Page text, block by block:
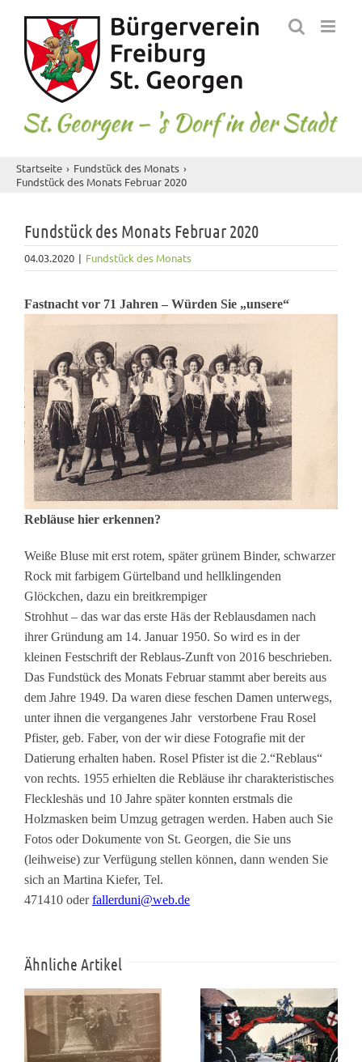
content
Startseite
Fundstück des Monats
Fundstück des Monats Februar 2020
Fundstück des Monats Februar 2020
04.03.2020 | Fundstück des Monats
Fastnacht vor 71 Jahren – Würden Sie „unsere“
Rebläuse hier erkennen?
Weiße Bluse mit erst rotem, später grünem Binder, schwarzer
Rock mit farbigem Gürtelband und hellklingenden
Glöckchen, dazu ein breitkrempiger
Strohhut – das war das erste Häs der Reblausdamen nach
ihrer Gründung am 14. Januar 1950. So wird es in der
kleinen Festschrift der Reblaus-Zunft von 2016 beschrieben.
Das Fundstück des Monats Februar stammt aber bereits aus
dem Jahre 1949. Da waren diese feschen Damen unterwegs,
unter ihnen die vergangenes Jahr verstorbene Frau Rosel
Pfister, geb. Faber, von der wir diese Fotografie mit der
Datierung erhalten haben. Rosel Pfister ist die 2.“Reblaus“
von rechts. 1955 erhielten die Rebläuse ihr charakteristisches
Fleckleshäs und 10 Jahre später konnten erstmals die
Holzmasken beim Umzug getragen werden. Haben auch Sie
Fotos oder Dokumente von St. Georgen, die Sie uns
(leihweise) zur Verfügung stellen können, dann wenden Sie
sich an Martina Kiefer, Tel.
471410 oderfallerduni@web.de
Ähnliche Artikel